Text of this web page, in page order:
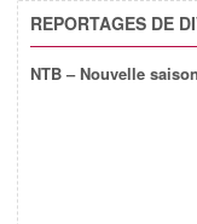
REPORTAGES DE
NTB – Nouvelle